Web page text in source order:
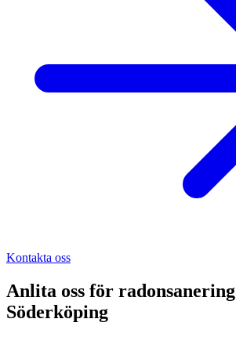
Kontakta oss
Anlita oss för radonsanering
Söderköping